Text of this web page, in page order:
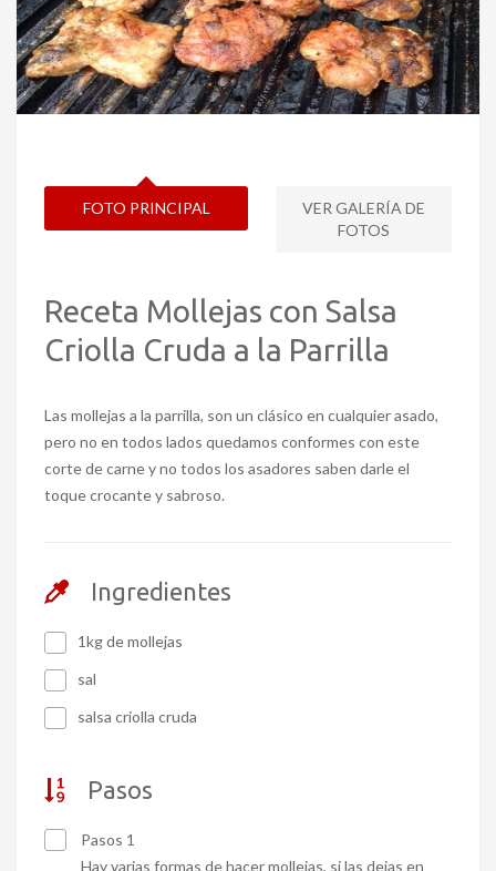
FOTO PRINCIPAL
VER GALERÍA DE
FOTOS
Receta Mollejas con Salsa
Criolla Cruda a la Parrilla
Las mollejas a la parrilla, son un clásico en cualquier asado,
pero no en todos lados quedamos conformes con este
corte de carne y no todos los asadores saben darle el
toque crocante y sabroso.
Ingredientes
1kg de mollejas
sal
salsa criolla cruda
Pasos
Pasos 1
Hay varias formas de hacer mollejas, si las dejas en